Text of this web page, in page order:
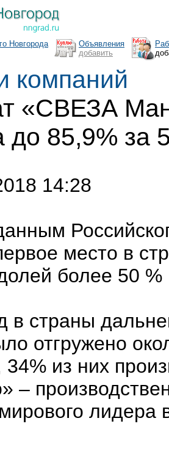
Новгорода
Объявления
добавить
компаний
«СВЕЗА
до 85,9% за
14:28
место в
более 50
в страны
отгружено
34% из них
–
лидера